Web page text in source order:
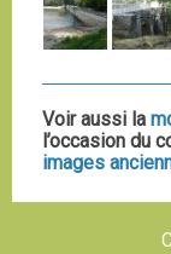
Voir aussi la
l’occasion du
images